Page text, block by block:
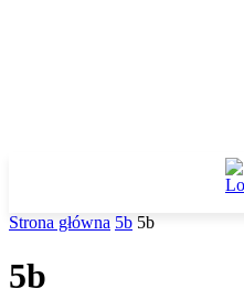
Strona główna 5b 5b
5b